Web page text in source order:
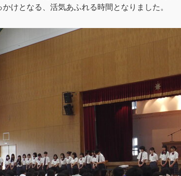
かけとなる、活気あふれる時間となりました。